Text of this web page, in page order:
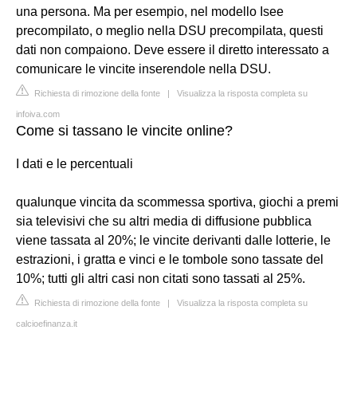
una persona. Ma per esempio, nel modello Isee
precompilato, o meglio nella DSU precompilata, questi
dati non compaiono. Deve essere il diretto interessato a
comunicare le vincite inserendole nella DSU.
Richiesta di rimozione della fonte | Visualizza la risposta completa su
infoiva.com
Come si tassano le vincite online?
I dati e le percentuali
qualunque vincita da scommessa sportiva, giochi a premi
sia televisivi che su altri media di diffusione pubblica
viene tassata al 20%; le vincite derivanti dalle lotterie, le
estrazioni, i gratta e vinci e le tombole sono tassate del
10%; tutti gli altri casi non citati sono tassati al 25%.
Richiesta di rimozione della fonte | Visualizza la risposta completa su
calcioefinanza.it